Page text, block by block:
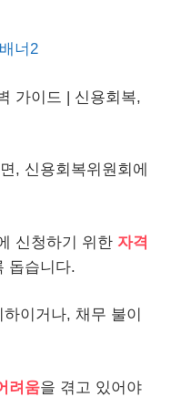
가이드 | 신용회복,
, 신용회복위원회에
신청하기 위한 자격
돕습니다.
하이거나, 채무 불이
려움을 겪고 있어야